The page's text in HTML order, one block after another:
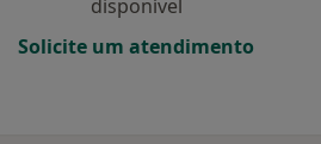
disponível
Solicite um atendimento